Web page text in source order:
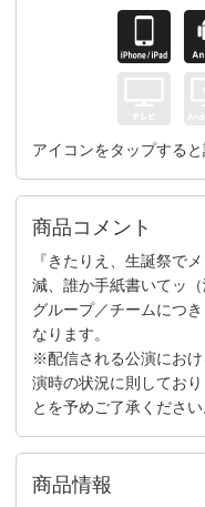
アイコンをタップすると
商品コメント
『きたりえ、生誕祭で
減、誰か手紙書いてッ
グループ／チームにつ
なります。
※配信される公演にお
演時の状況に則してお
とを予めご了承ください
商品情報